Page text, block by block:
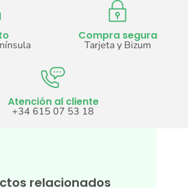
Compra segura
Tarjeta y Bizum
Atención al cliente
+34 615 07 53 18
relacionados